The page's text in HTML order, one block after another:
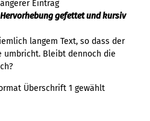
Eintrag
gefettet und kursiv
langem Text, so dass der
umbricht. Bleibt dennoch die
Überschrift 1 gewählt